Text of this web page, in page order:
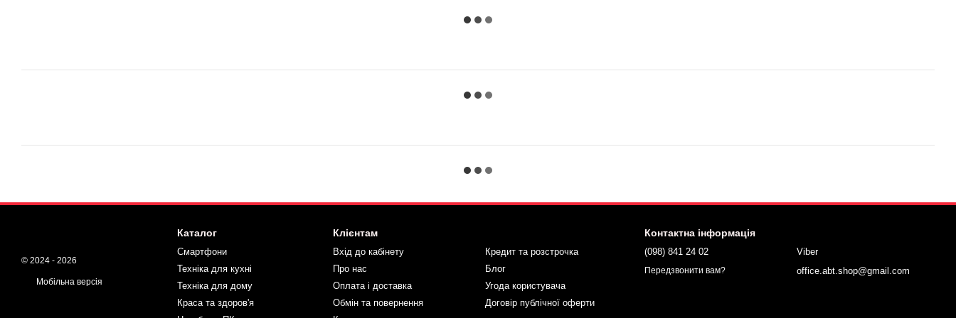
© 2024 - 2026
Мобільна версія
Каталог
Смартфони
Техніка для кухні
Техніка для дому
Краса та здоров'я
Клієнтам
Вхід до кабінету
Про нас
Оплата і доставка
Обмін та повернення
Кредит та розстрочка
Блог
Угода користувача
Договір публічної оферти
Контактна інформація
(098) 841 24 02
Передзвонити вам?
Viber
office.abt.shop@gmail.com